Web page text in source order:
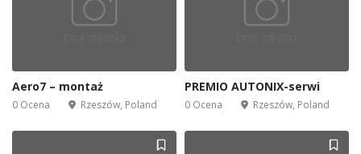
Aero7 – montaż
0 Ocena Rzeszów, Poland
PREMIO AUTONIX-serwi
0 Ocena Rzeszów, Poland